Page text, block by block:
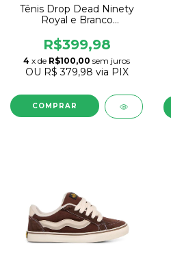
Tênis Drop Dead Ninety
Royal e Branco
R$399,98
4 x de R$100,00 sem juros
OU R$ 379,98 via PIX
COMPRAR